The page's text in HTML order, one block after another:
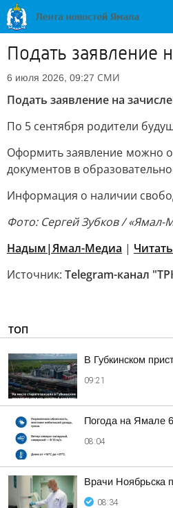
Подать заявление
6 июля 2026, 09:27 СМИ
Подать заявление на
По 5 сентября родители
Оформить заявление можно
документов в
Информация о наличии
Фото: Сергей Зубков / «Ямал-
Надым|Ямал-Медиа |
Источник: Telegram-канал
ТОП
В Губкинском
09:21
Погода на Ямале
08:04
Врачи Ноябрьска
08:34